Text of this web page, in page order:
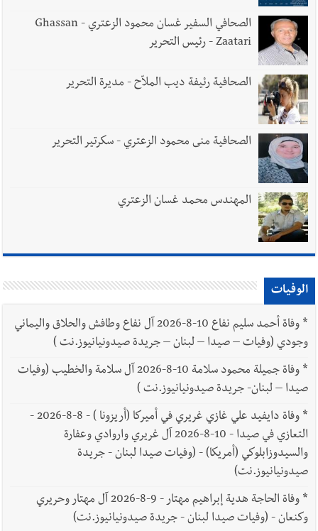
الصحافي السفير غسان محمود الزعتري - Ghassan
Zaatari - رئيس التحرير
الصحافية رئيفة ديب الملاّح - مديرة التحرير
الصحافية منى محمود الزعتري - سكرتير التحرير
المهندس محمد غسان الزعتري
الوفيات
*
وفاة أحمد سليم نفاع 10-8-2026 آل نفاع وطافش والحلاق واليماني
وجودي (وفيات – صيدا – لبنان – جريدة صيدونيانيوز.نت )
*
وفاة جميلة محمود سلامة 10-8-2026 آل سلامة والخطيب (وفيات
صيدا – لبنان- جريدة صيدونيانيوز.نت )
*
وفاة دايفيد علي غازي غريري في أميركا (أريزونا ) - 8-8-2026 -
التعازي في صيدا - 10-8-2026 آل غريري واروادي وعفارة
والسيدوزابلوكي (أمريكا) - (وفيات صيدا لبنان - جريدة
صيدونيانيوز.نت)
*
وفاة الحاجة هدية إبراهيم مهتار - 9-8-2026 آل مهتار وحريري
وكنعان - (وفيات صيدا لبنان - جريدة صيدونيانيوز.نت)